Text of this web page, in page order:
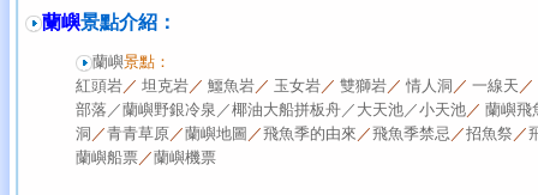
蘭嶼景點介紹：
蘭嶼景點：
紅頭岩／ 坦克岩／ 鱷魚岩／ 玉女岩／ 雙獅岩／ 情人洞 ／ 一線天 ／
部落／蘭嶼野銀冷泉／椰油大船拼板舟／ 大天池／小天池／ 蘭嶼飛
洞 ／青青草原／蘭嶼地圖 ／飛魚季的由來 ／飛魚季禁忌 ／招魚祭 ／
蘭嶼船票／蘭嶼機票